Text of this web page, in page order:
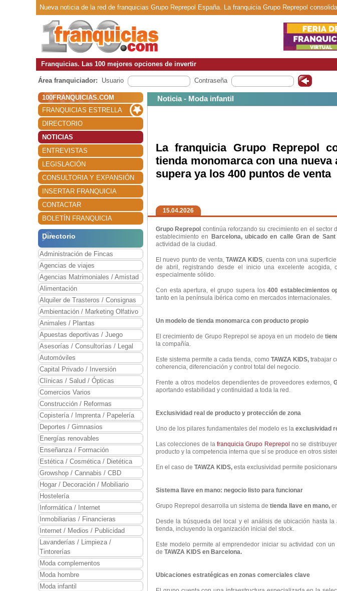
Nueva noticia de la red de franquicias Grupo Reprepol España. La franquicia Grupo Reprepol
Franquicias. Las 100 mejores opciones de invertir
Área franquiciador: Usuario Contraseña
100FRANQUICIAS.COM
FRANQUICIAS ESTRELLA
DIRECTORIO
NOTICIAS
ENTREVISTAS
LEGISLACIÓN
CONSULTORIA Y EXPANSIÓN
INSERTAR FRANQUICIA
CONTACTAR
BOLETÍN FRANQUICIA
Directorio
Administración de Fincas
Agencias de viajes
Agencias Matrimoniales / Amistad
Alimentación
Alquiler de Trasteros / Consignas
Ambientación / Marketing Olfativo
Animales / Plantas
Apuestas deportivas / Juego
Asesorías / Consultorías / Legal
Automóviles
Capital Privado / Inversión
Clínicas / Salud / Ópticas
Comercios Varios
Construcción / Reformas
Copistería / Imprenta / Papelería
Deportes / Gimnasios
Energías renovables
Enseñanza / Formación
Estética / Cosmética / Dietética
Growshop / Cannabis / CBD
Hogar / Decoración / Mobiliario
Hostelería
Informática / Internet
Inmobiliarias / Financieras
Internet / Medios / Publicidad
Lavanderías / Limpieza /
Tintorerías
Moda complementos
Moda hombre
Moda infantil
Noticia - Moda infantil
La franquicia Grupo Reprepol
tienda monomarca con una
supera ya los 400 puntos de venta
15.04.2026
Grupo Reprepol continúa reforzando su crecimiento en el sector
establecimiento en
Barcelona, ubicado en calle Gran de
actividad de la ciudad.
El nuevo punto de venta, TAWZA KIDS, cuenta con una
de abril, registrando desde el inicio una excelente acogida,
especialmente sólido.
Con esta apertura, el grupo supera los400 establecimientos
tanto en la península ibérica como en mercados internacionales.
Un modelo de tienda monomarca con producto propio
El crecimiento de Grupo Reprepol se apoya en un modelo de
la compañía.
Este sistema permite a cada tienda, como TAWZA KIDS,trabajar
coherencia, diferenciación y control total del negocio.
Frente a otros modelos dependientes de proveedores externos,
aportando estabilidad y continuidad a toda la red.
Exclusividad real de producto y protección de zona
Uno de los pilares fundamentales del modelo es la exclusividad
Las colecciones de lafranquicia Grupo Reprepol no se
producto y la competencia interna que sí se produce en otros
En el caso de TAWZA KIDS, esta exclusividad permite
Sistema llave en mano: negocio listo para funcionar
Grupo Reprepol desarrolla un sistema de tienda llave en mano,
Desde la búsqueda del local y el análisis de ubicación hasta
tienda, incluyendo la organización inicial del stock.
Este modelo permite al emprendedor iniciar su actividad con
de TAWZA KIDS en Barcelona.
Ubicaciones estratégicas en zonas comerciales clave